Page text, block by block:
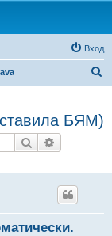
Вход
БЯМ)
Поиск